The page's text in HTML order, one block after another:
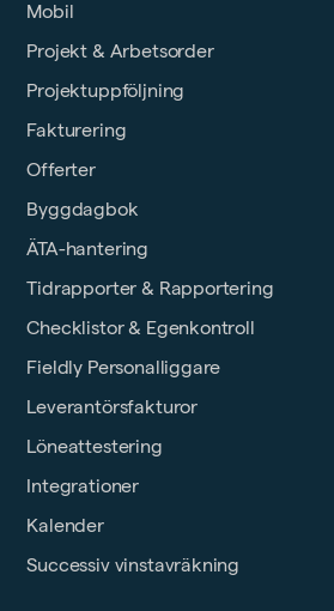
Mobil
Projekt & Arbetsorder
Projektuppföljning
Fakturering
Offerter
Byggdagbok
ÄTA-hantering
Tidrapporter & Rapportering
Checklistor & Egenkontroll
Fieldly Personalliggare
Leverantörsfakturor
Löneattestering
Integrationer
Kalender
Successiv vinstavräkning